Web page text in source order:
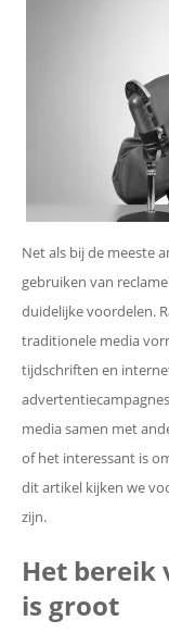
Net als bij de meeste
gebruiken van
duidelijke voordelen.
traditionele media
tijdschriften en
media samen met
of het interessant is
dit artikel kijken we
zijn.
Het bereik
is groot